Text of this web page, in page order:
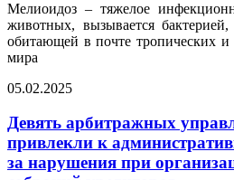
Мелиоидоз – тяжелое
животных, вызывается
обитающей в почте тропических и
мира
05.02.2025
Девять арбитражных
привлекли к
за нарушения при